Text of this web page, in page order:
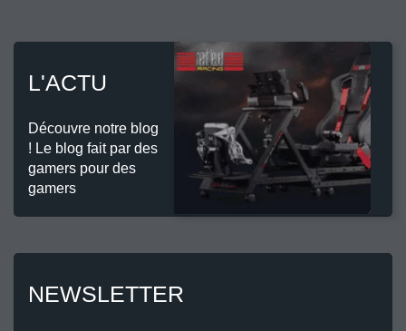
L'ACTU
Découvre notre blog
! Le blog fait par des
gamers pour des
gamers
NEWSLETTER